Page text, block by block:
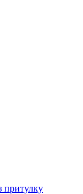
притулку